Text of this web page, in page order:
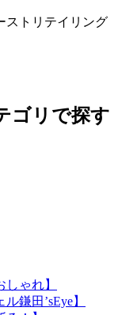
ストリテイリン
ゴリで探す
ゃれ】
鎌田’sEye】